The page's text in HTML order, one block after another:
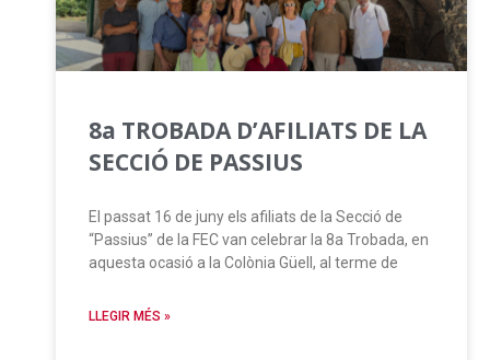
8a TROBADA D’AFILIATS DE LA
SECCIÓ DE PASSIUS
El passat 16 de juny els afiliats de la Secció de
“Passius” de la FEC van celebrar la 8a Trobada, en
aquesta ocasió a la Colònia Güell, al terme de
LLEGIR MÉS »